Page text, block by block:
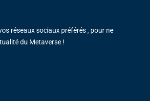
réseaux sociaux préférés , pour ne
du Metaverse !